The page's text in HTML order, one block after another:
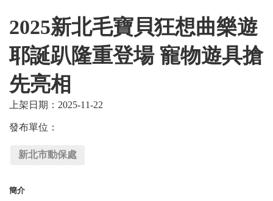
2025新北毛寶貝狂想曲樂遊
耶誕趴隆重登場 寵物遊具搶
先亮相
上架日期：2025-11-22
發布單位：
新北市動保處
簡介